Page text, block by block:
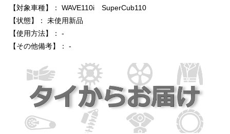
【対象車種】： WAVE110i SuperCub110
【状態】： 未使用新品
【使用方法】： -
【その他備考】： -